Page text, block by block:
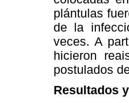
plántulas
de la
veces. A
hicieron
postulados
Resultados